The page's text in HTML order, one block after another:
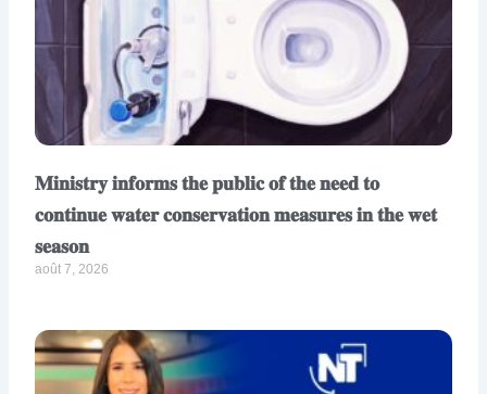
𝐌𝐢𝐧𝐢𝐬𝐭𝐫𝐲 𝐢𝐧𝐟𝐨𝐫𝐦𝐬 𝐭𝐡𝐞 𝐩𝐮𝐛𝐥𝐢𝐜 𝐨𝐟 𝐭𝐡𝐞 𝐧𝐞𝐞𝐝 𝐭𝐨
𝐜𝐨𝐧𝐭𝐢𝐧𝐮𝐞 𝐰𝐚𝐭𝐞𝐫 𝐜𝐨𝐧𝐬𝐞𝐫𝐯𝐚𝐭𝐢𝐨𝐧 𝐦𝐞𝐚𝐬𝐮𝐫𝐞𝐬 𝐢𝐧 𝐭𝐡𝐞 𝐰𝐞𝐭
𝐬𝐞𝐚𝐬𝐨𝐧
août 7, 2026